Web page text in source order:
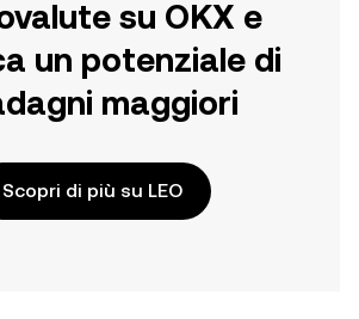
su OKX e
un potenziale di
maggiori
Scopri di più su LEO